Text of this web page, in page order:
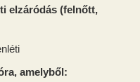
elzáródás (felnőtt,
amelyből: